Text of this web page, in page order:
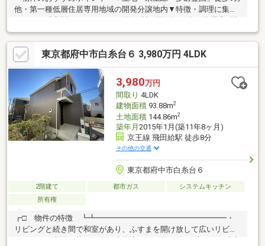
他・第一種低層住居専用地域の開発分譲地内▼特徴・調理に集中
以上の広さを確保・各和室と洋室に収納付・備え付けの本棚や食
器棚有・2部屋を跨ぐ南面バルコニー・駐車スペース有(車種によ
る)・ハウスクリーニング実施予定▼周辺環境・ファミリーマート
府中清水ケ丘店 徒歩4分(約280m)※土地面積105平米(路地状敷地
16.9平米含む)■ ご希望の住まい探しをお手伝いします
━━━━━・・・物件の詳細・ご相談はお気軽にお問い合わせく
ださい。
東京都府中市白糸台６ 3,980万円 4LDK
3,980万円
間取り 4LDK
建物面積93.88m2
土地面積144.86m2
築年月 2015年1月(築11年8ヶ月)
京王線 飛田給駅 徒歩8分
その他の交通
東京都府中市白糸台６
2階建て 都市ガス
システムキッチン
所有権
┏□ 物件の特徴 ┗┻━━━━━━━━━━━━━━━━━・
リビングと続き間で和室があり、ふすまを開け放して広いリビン